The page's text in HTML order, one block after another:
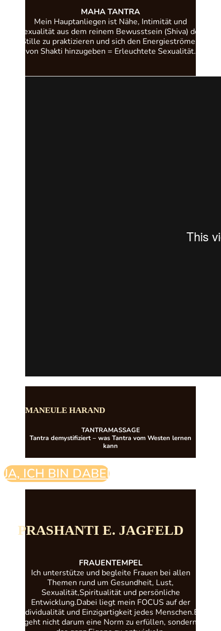
MAHATANTRA
Mein Hauptanliegen ist Nähe, Intimität und
Sexualität aus dem reinem Bewusstsein (Shiva) der
Stille zu praktizieren und sich den Energieströmen
von Shakti hinzugeben = Erleuchtete Sexualität.
MANEULE HARAND
TANTRAMASSAGE
Tantra demystifiziert – was Tantra vom Westen lernen
kann
JA, ICH BIN DABEI!
PRASHANTI E. JAGFELD
FRAUENTEMPEL
Ich unterstütze und begleite Frauen bei allen
Themen rund um Gesundheit, Lust,
Sexualität,Spiritualität und persönliche
Entwicklung.Dabei liegt mein FOCUSauf der
Individualität und Einzigartigkeit jedes Menschen.Es
geht nicht darum eine Norm zu erfüllen, sondern